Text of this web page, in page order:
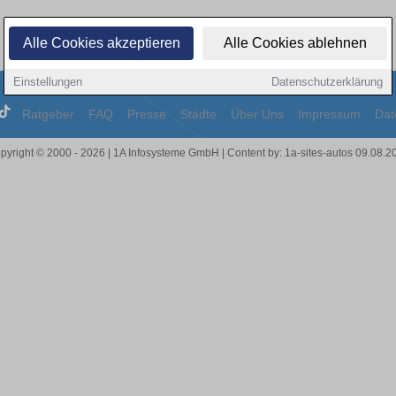
Alle Cookies akzeptieren Alle Cookies ablehnen
Einstellungen Datenschutzerklärung
Ratgeber FAQ Presse Städte Über Uns Impressum
© 2000 - 2026 | 1A Infosysteme GmbH | Content by: 1a-sites-autos